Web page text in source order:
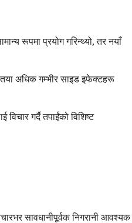
रूपमा प्रयोग गरिन्थ्यो, तर नयाँ
अधिक गम्भीर साइड इफेक्टहरू
गर्दै तपाईंको विशिष्ट
सावधानीपूर्वक निगरानी आवश्यक